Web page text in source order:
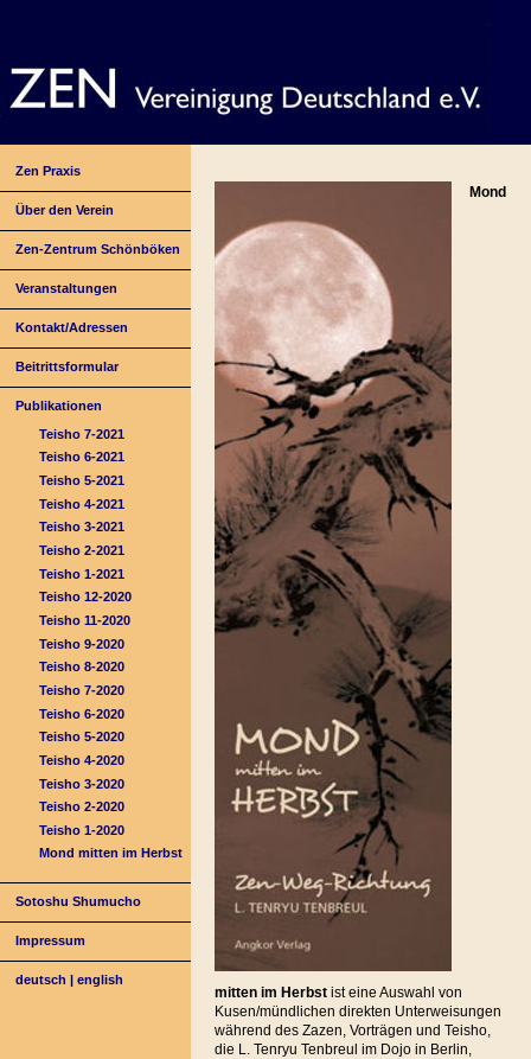
Zen Praxis
Über den Verein
Zen-Zentrum Schönböken
Veranstaltungen
Kontakt/Adressen
Beitrittsformular
Publikationen
Teisho 7-2021
Teisho 6-2021
Teisho 5-2021
Teisho 4-2021
Teisho 3-2021
Teisho 2-2021
Teisho 1-2021
Teisho 12-2020
Teisho 11-2020
Teisho 9-2020
Teisho 8-2020
Teisho 7-2020
Teisho 6-2020
Teisho 5-2020
Teisho 4-2020
Teisho 3-2020
Teisho 2-2020
Teisho 1-2020
Mond mitten im Herbst
Sotoshu Shumucho
Impressum
deutsch |english
Mond
mitten im Herbstist eine Auswahl von
Kusen/mündlichen direkten Unterweisungen
während des Zazen, Vorträgen und Teisho,
die L. Tenryu Tenbreul im Dojo in Berlin,